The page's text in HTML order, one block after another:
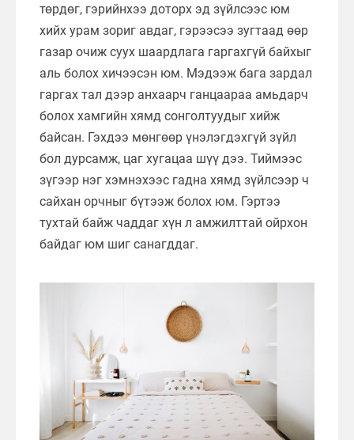
төрдөг, гэрийнхээ доторх эд зүйлсээс юм
хийх урам зориг авдаг, гэрээсээ зугтаад өөр
газар очиж суух шаардлага гаргахгүй байхыг
аль болох хичээсэн юм. Мэдээж бага зардал
гаргах тал дээр анхаарч ганцаараа амьдарч
болох хамгийн хямд сонголтуудыг хийж
байсан. Гэхдээ мөнгөөр үнэлэгдэхгүй зүйл
бол дурсамж, цаг хугацаа шүү дээ. Тиймээс
зүгээр нэг хэмнэхээс гадна хямд зүйлсээр ч
сайхан орчныг бүтээж болох юм. Гэртээ
тухтай байж чаддаг хүн л амжилттай ойрхон
байдаг юм шиг санагддаг.